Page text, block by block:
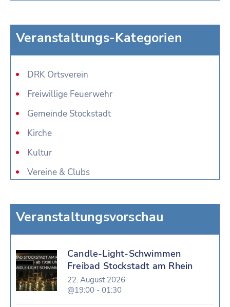
Veranstaltungs-Kategorien
DRK Ortsverein
Freiwillige Feuerwehr
Gemeinde Stockstadt
Kirche
Kultur
Vereine & Clubs
Veranstaltungsvorschau
Candle-Light-Schwimmen
Freibad Stockstadt am Rhein
22. August 2026
@19:00 - 01:30